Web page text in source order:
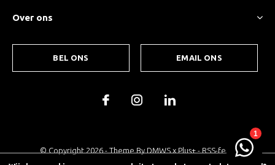
Over ons
BEL ONS EMAIL ONS
© Copyright 2026- Theme By DMWSx Plus+- RSS-feed